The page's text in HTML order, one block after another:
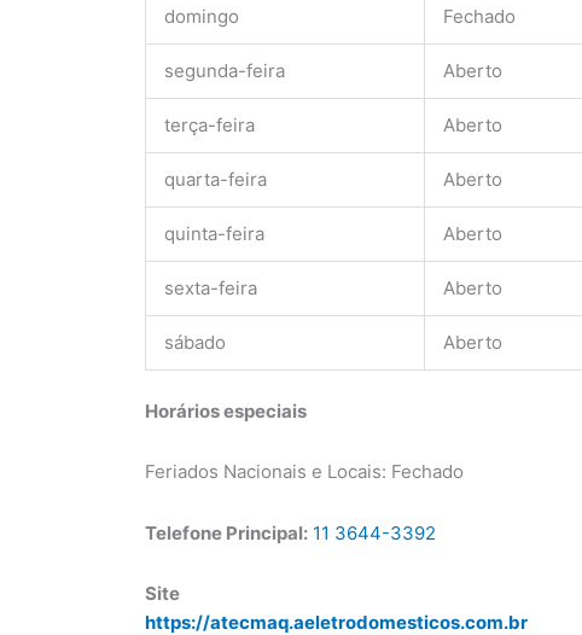
domingo Fechado
segunda-feira Aberto
terça-feira Aberto
quarta-feira Aberto
quinta-feira Aberto
sexta-feira Aberto
sábado Aberto
Horários especiais
Feriados Nacionais e Locais: Fechado
Telefone Principal: 11 3644-3392
Site
https://atecmaq.aeletrodomesticos.com.br